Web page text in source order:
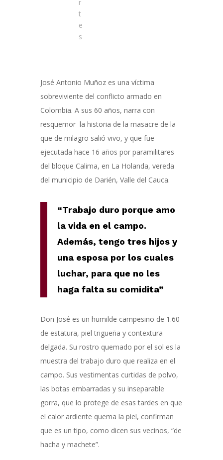
r
t
e
s
José Antonio Muñoz es una víctima
sobreviviente del conflicto armado en
Colombia. A sus 60 años, narra con
resquemor la historia de la masacre de la
que de milagro salió vivo, y que fue
ejecutada hace 16 años por paramilitares
del bloque Calima, en La Holanda, vereda
del municipio de Darién, Valle del Cauca.
“Trabajo duro porque amo
la vida en el campo.
Además, tengo tres hijos y
una esposa por los cuales
luchar, para que no les
haga falta su comidita”
Don José es un humilde campesino de 1.60
de estatura, piel trigueña y contextura
delgada. Su rostro quemado por el sol es la
muestra del trabajo duro que realiza en el
campo. Sus vestimentas curtidas de polvo,
las botas embarradas y su inseparable
gorra, que lo protege de esas tardes en que
el calor ardiente quema la piel, confirman
que es un tipo, como dicen sus vecinos, “de
hacha y machete”.